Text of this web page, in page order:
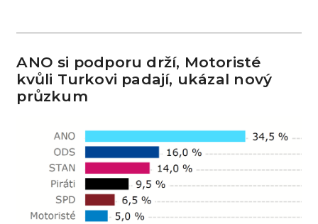
ANO si podporu drží, Motoristé
kvůli Turkovi padají, ukázal nový
průzkum